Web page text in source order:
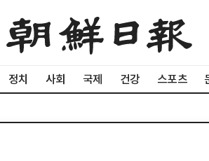
정치 사회 국제 건강 스포츠